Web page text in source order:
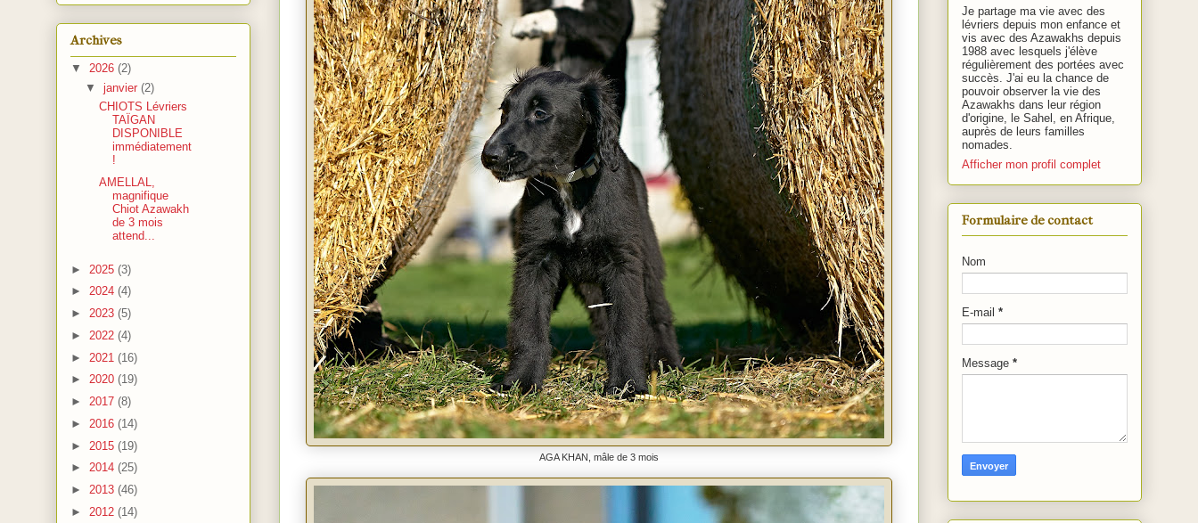
AGA KHAN, mâle de 3 mois
Archives
▼ 2026 (2)
▼ janvier (2)
CHIOTS Lévriers
TAÏGAN
DISPONIBLE
immédiatement
!
AMELLAL,
magnifique
Chiot Azawakh
de 3 mois
attend...
► 2025 (3)
► 2024 (4)
► 2023 (5)
► 2022 (4)
► 2021 (16)
► 2020 (19)
► 2017 (8)
► 2016 (14)
► 2015 (19)
► 2014 (25)
► 2013 (46)
► 2012 (14)
Je partage ma vie avec des
lévriers depuis mon enfance et
vis avec des Azawakhs depuis
1988 avec lesquels j'élève
régulièrement des portées avec
succès. J'ai eu la chance de
pouvoir observer la vie des
Azawakhs dans leur région
d'origine, le Sahel, en Afrique,
auprès de leurs familles
nomades.
Afficher mon profil complet
Formulaire de contact
Nom
E-mail *
Message *